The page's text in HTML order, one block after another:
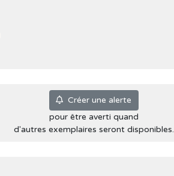
Créer une alerte
pour être averti quand
d'autres exemplaires seront disponibles.